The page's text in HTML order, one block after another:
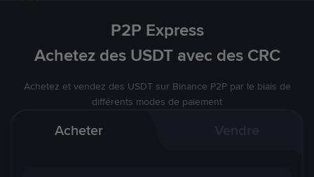
P2P Express
Achetez des USDT avec des CRC
Achetez et vendez des USDT sur Binance P2P par le biais de
différents modes de paiement
Acheter